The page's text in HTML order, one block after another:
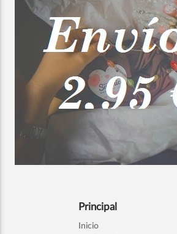
Principal
Inicio